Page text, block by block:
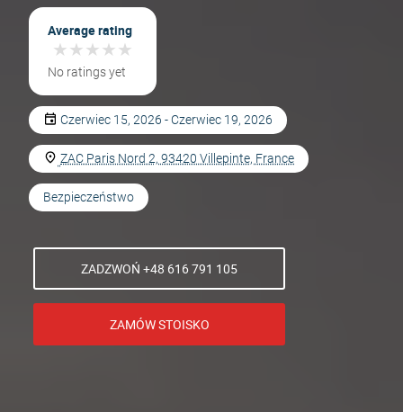
Average rating
★★★★★
★★★★★
No ratings yet
Czerwiec 15, 2026 - Czerwiec 19, 2026
ZAC Paris Nord 2, 93420 Villepinte, France
Bezpieczeństwo
ZADZWOŃ +48 616 791 105
ZAMÓW STOISKO